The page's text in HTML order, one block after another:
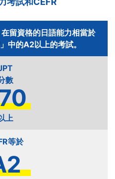
留資格的日語能力相當於
中的A2以上的考試。
上
等於